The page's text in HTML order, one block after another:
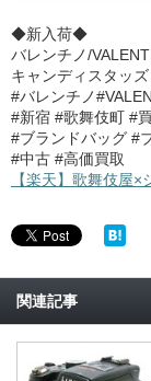
◆新入荷◆
バレンチノ/
キャンディスタッ
#バレンチノ
#新宿 #歌舞伎町 #
#ブランドバッグ #
#中古 #高価買取
【楽天】歌舞伎屋×
関連記事